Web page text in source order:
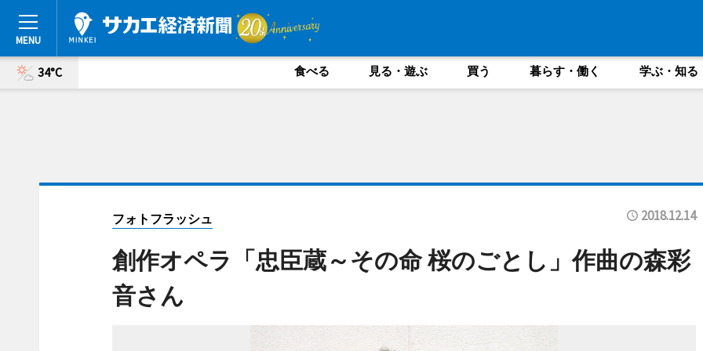
34°C 食べる 見る・遊ぶ 買う 暮らす・働く 学ぶ・知る
フォトフラッシュ 2018.12.14
創作オペラ「忠臣蔵～その命 桜のごとし」作曲の森彩
音さん